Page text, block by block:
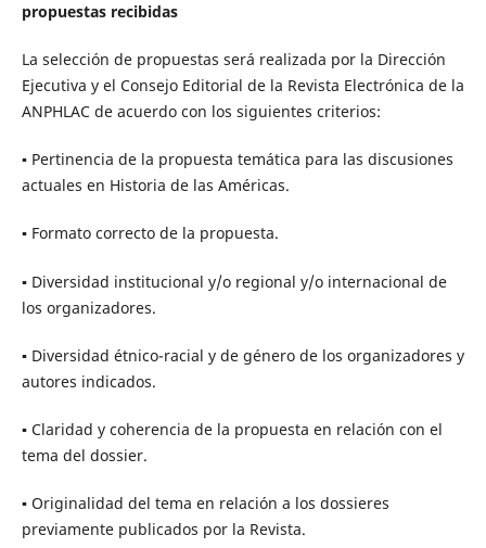
propuestas recibidas
La selección de propuestas será realizada por la Dirección
Ejecutiva y el Consejo Editorial de la Revista Electrónica de la
ANPHLAC de acuerdo con los siguientes criterios:
▪ Pertinencia de la propuesta temática para las discusiones
actuales en Historia de las Américas.
▪ Formato correcto de la propuesta.
▪ Diversidad institucional y/o regional y/o internacional de
los organizadores.
▪ Diversidad étnico-racial y de género de los organizadores y
autores indicados.
▪ Claridad y coherencia de la propuesta en relación con el
tema del dossier.
▪ Originalidad del tema en relación a los dossieres
previamente publicados por la Revista.